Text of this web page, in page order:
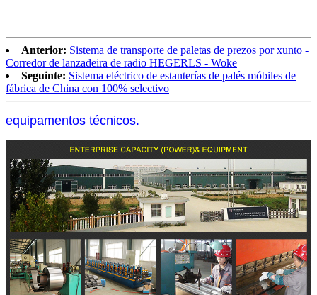
Anterior: Sistema de transporte de paletas de prezos por xunto -
Corredor de lanzadeira de radio HEGERLS - Woke
Seguinte: Sistema eléctrico de estanterías de palés móbiles de
fábrica de China con 100% selectivo
equipamentos técnicos.